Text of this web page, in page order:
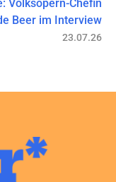
Volksopern-Chefin
Beer im Interview
23.07.26